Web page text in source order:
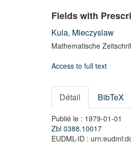
Fields with
Kula, Mieczyslaw
Mathematische
Access to full text
Détail BibTeX
Publié le : 1979-01-01
Zbl 0388.10017
EUDML-ID :